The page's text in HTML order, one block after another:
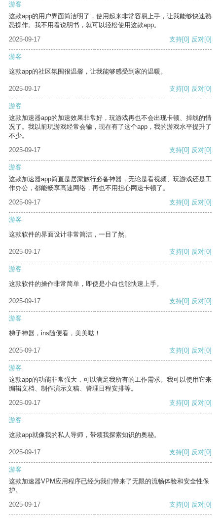
游客
这款app的用户界面简洁明了，使用起来非常容易上手，让我能够快速熟
悉操作。我不用看说明书，就可以轻松使用这款app。
2025-09-17
支持[0] 反对[0]
游客
这款app的社区氛围很温馨，让我能够感受到家的温暖。
2025-09-17 支持[0] 反对[0]
游客
这款加速器app的加速效果非常好，玩游戏再也不会出现卡顿、掉线的情
况了。我以前玩游戏经常会输，现在有了这个app，我的游戏水平提升了
不少。
2025-09-17
支持[0] 反对[0]
游客
这款加速器app简直是居家旅行必备神器，无论是看视频、玩游戏还是工
作办公，都能畅享高速网络，再也不用担心网速卡顿了。
2025-09-17
支持[0] 反对[0]
游客
这款软件的界面设计非常简洁，一目了然。
2025-09-17 支持[0] 反对[0]
游客
这款软件的操作非常简单，即使是小白也能快速上手。
2025-09-17 支持[0] 反对[0]
游客
梯子神器，ins随便看，美美哒！
2025-09-17 支持[0] 反对[0]
游客
这款app的功能非常强大，可以满足我所有的工作需求。我可以使用它来
编辑文档、制作演示文稿、管理日程安排等。
2025-09-17
支持[0] 反对[0]
游客
这款app就像我的私人导师，带领我探索知识的奥秘。
2025-09-17 支持[0] 反对[0]
游客
这款加速器VPM应用程序已经为我们带来了无限的流畅体验和安全性保
护。
2025-09-17
支持[0] 反对[0]